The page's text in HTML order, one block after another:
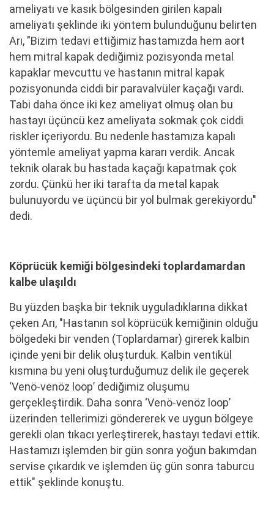
ameliyatı ve kasık bölgesinden girilen kapalı
ameliyatı şeklinde iki yöntem bulunduğunu belirten
Arı, "Bizim tedavi ettiğimiz hastamızda hem aort
hem mitral kapak dediğimiz pozisyonda metal
kapaklar mevcuttu ve hastanın mitral kapak
pozisyonunda ciddi bir paravalvüler kaçağı vardı.
Tabi daha önce iki kez ameliyat olmuş olan bu
hastayı üçüncü kez ameliyata sokmak çok ciddi
riskler içeriyordu. Bu nedenle hastamıza kapalı
yöntemle ameliyat yapma kararı verdik. Ancak
teknik olarak bu hastada kaçağı kapatmak çok
zordu. Çünkü her iki tarafta da metal kapak
bulunuyordu ve üçüncü bir yol bulmak gerekiyordu"
dedi.
Köprücük kemiği bölgesindeki toplardamardan
kalbe ulaşıldı
Bu yüzden başka bir teknik uyguladıklarına dikkat
çeken Arı, "Hastanın sol köprücük kemiğinin olduğu
bölgedeki bir venden (Toplardamar) girerek kalbin
içinde yeni bir delik oluşturduk. Kalbin ventikül
kısmına bu yeni oluşturduğumuz delik ile geçerek
‘Venö-venöz loop’ dediğimiz oluşumu
gerçekleştirdik. Daha sonra ‘Venö-venöz loop’
üzerinden tellerimizi göndererek ve uygun bölgeye
gerekli olan tıkacı yerleştirerek, hastayı tedavi ettik.
Hastamızı işlemden bir gün sonra yoğun bakımdan
servise çıkardık ve işlemden üç gün sonra taburcu
ettik" şeklinde konuştu.